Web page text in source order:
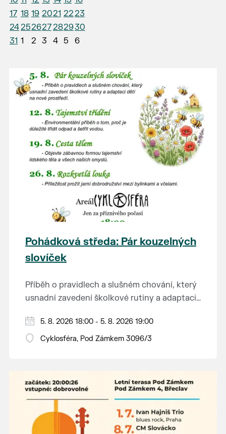
17 18 19 2021 2223
24252627282930
31 1 2 3 4 5 6
Pohádková středa: Pár kouzelných
slovíček
Příběh o pravidlech a slušném chování, který
usnadní zavedení školkové rutiny a adaptaci
Hraje se jen za příznivého počasí.
Vstupné dobrovolné.
5. 8. 2026 18:00 - 5. 8. 2026 19:00
Cyklosféra, Pod Zámkem 3096/3